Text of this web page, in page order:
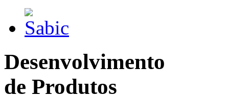
Desenvolvimento
de Produtos